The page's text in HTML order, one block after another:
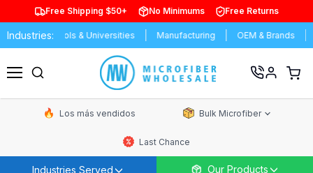
Free Shipping $50+ No Minimums Free Returns
Industries:Schools & Universities Manufacturing OEM & Brands
Ver
Los más vendidos Bulk Microfiber
Last Chance
Industries Served Our Products